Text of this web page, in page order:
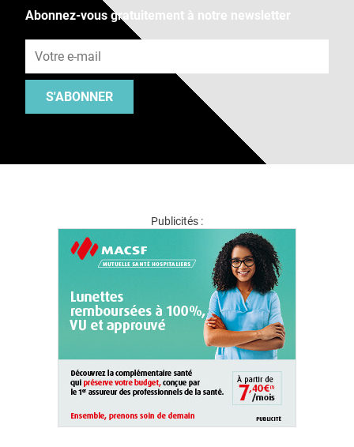
Abonnez-vous gratuitement à notre newsletter
S'ABONNER
Publicités :